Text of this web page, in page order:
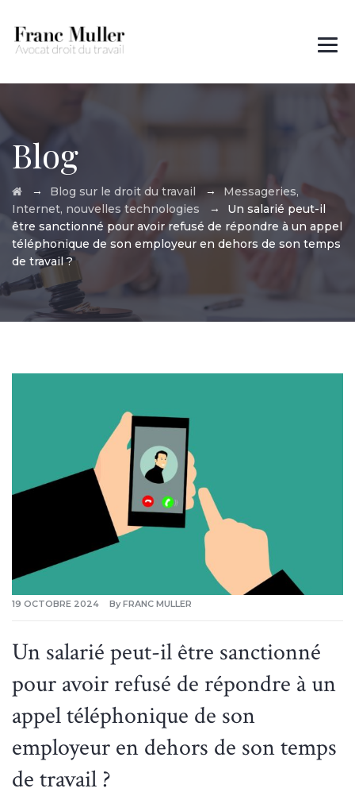
Blog
→ Blog sur le droit du travail →
Messageries,
Internet, nouvelles technologies →
Un salarié peut-il
être sanctionné pour avoir refusé de répondre à un appel
téléphonique de son employeur en dehors de son temps
de travail ?
19 OCTOBRE 2024 By FRANC MULLER
Un salarié peut-il être sanctionné
pour avoir refusé de répondre à un
appel téléphonique de son
employeur en dehors de son temps
de travail ?